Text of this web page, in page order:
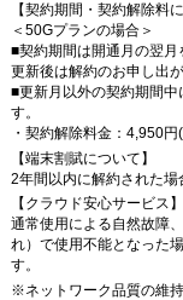
【契約期間・契約解除料
＜50Gプランの場合＞
■契約期間は開通月の翌
更新後は解約のお申し出
■更新月以外の契約期間
す。
・契約解除料金：4,950
【端末割賦について】
2年間以内に解約された場
【クラウド安心サービス】
通常使用による自然故障
れ）で使用不能となった
す。
※ネットワーク品質の維